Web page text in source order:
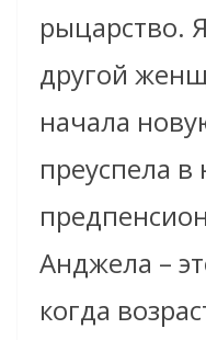
рыцарство.
другой
начала
преуспела в
Анджела –
когда